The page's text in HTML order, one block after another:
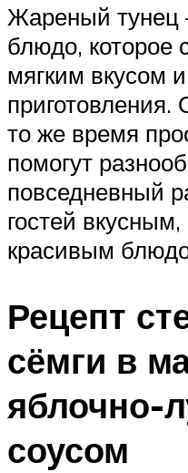
Жареный тунец
блюдо, которое
мягким вкусом
то же время
помогут
повседневный
гостей
красивым
Рецепт
сёмги в
яблочно-
соусом